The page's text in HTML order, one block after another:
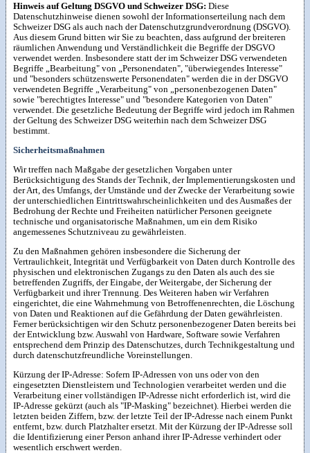
Hinweis auf Geltung DSGVO und Schweizer DSG:Diese
Datenschutzhinweise dienen sowohl der Informationserteilung nach dem
Schweizer DSG als auch nach der Datenschutzgrundverordnung (DSGVO).
Aus diesem Grund bitten wir Sie zu beachten, dass aufgrund der breiteren
räumlichen Anwendung und Verständlichkeit die Begriffe der DSGVO
verwendet werden. Insbesondere statt der im Schweizer DSG verwendeten
Begriffe „Bearbeitung" von „Personendaten", "überwiegendes Interesse"
und "besonders schützenswerte Personendaten" werden die in der DSGVO
verwendeten Begriffe „Verarbeitung" von „personenbezogenen Daten"
sowie "berechtigtes Interesse" und "besondere Kategorien von Daten"
verwendet. Die gesetzliche Bedeutung der Begriffe wird jedoch im Rahmen
der Geltung des Schweizer DSG weiterhin nach dem Schweizer DSG
bestimmt.
Sicherheitsmaßnahmen
Wir treffen nach Maßgabe der gesetzlichen Vorgaben unter
Berücksichtigung des Stands der Technik, der Implementierungskosten und
der Art, des Umfangs, der Umstände und der Zwecke der Verarbeitung sowie
der unterschiedlichen Eintrittswahrscheinlichkeiten und des Ausmaßes der
Bedrohung der Rechte und Freiheiten natürlicher Personen geeignete
technische und organisatorische Maßnahmen, um ein dem Risiko
angemessenes Schutzniveau zu gewährleisten.
Zu den Maßnahmen gehören insbesondere die Sicherung der
Vertraulichkeit, Integrität und Verfügbarkeit von Daten durch Kontrolle des
physischen und elektronischen Zugangs zu den Daten als auch des sie
betreffenden Zugriffs, der Eingabe, der Weitergabe, der Sicherung der
Verfügbarkeit und ihrer Trennung. Des Weiteren haben wir Verfahren
eingerichtet, die eine Wahrnehmung von Betroffenenrechten, die Löschung
von Daten und Reaktionen auf die Gefährdung der Daten gewährleisten.
Ferner berücksichtigen wir den Schutz personenbezogener Daten bereits bei
der Entwicklung bzw. Auswahl von Hardware, Software sowie Verfahren
entsprechend dem Prinzip des Datenschutzes, durch Technikgestaltung und
durch datenschutzfreundliche Voreinstellungen.
Kürzung der IP-Adresse: Sofern IP-Adressen von uns oder von den
eingesetzten Dienstleistern und Technologien verarbeitet werden und die
Verarbeitung einer vollständigen IP-Adresse nicht erforderlich ist, wird die
IP-Adresse gekürzt (auch als "IP-Masking" bezeichnet). Hierbei werden die
letzten beiden Ziffern, bzw. der letzte Teil der IP-Adresse nach einem Punkt
entfernt, bzw. durch Platzhalter ersetzt. Mit der Kürzung der IP-Adresse soll
die Identifizierung einer Person anhand ihrer IP-Adresse verhindert oder
wesentlich erschwert werden.